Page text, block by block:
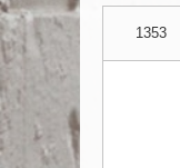
1353